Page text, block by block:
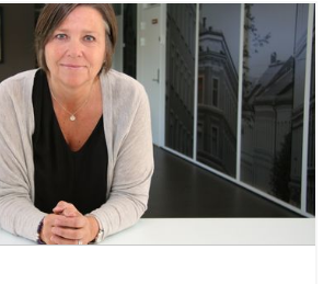
for tryggere beslutninger før prosjektene